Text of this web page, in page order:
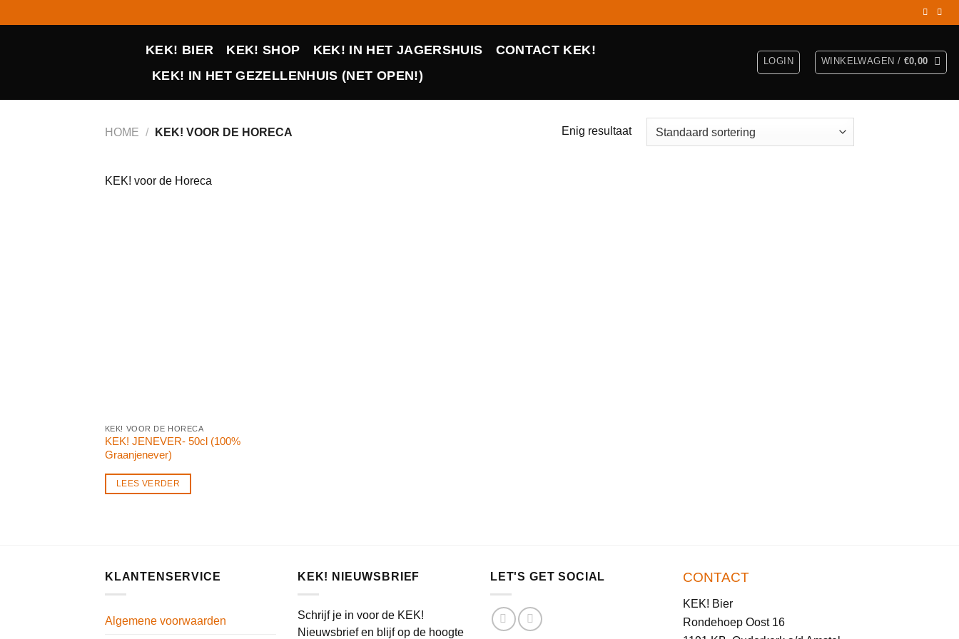
naar
KEK! BIER KEK! SHOP KEK! IN HET JAGERSHUIS
CONTACT KEK!
KEK! IN HET GEZELLENHUIS (NET OPEN!)
LOGIN WINKELWAGEN / €0,00
HOME / KEK! VOOR DE HORECA Enig resultaat
KEK! voor de Horeca
KEK! VOOR DE HORECA
KEK! JENEVER- 50cl (100%
Graanjenever)
LEES VERDER
KLANTENSERVICE
Algemene voorwaarden
KEK! NIEUWSBRIEF
Schrijf je in voor de KEK!
Nieuwsbrief en blijf op de hoogte
LET'S GET SOCIAL CONTACT
KEK! Bier
Rondehoep Oost 16